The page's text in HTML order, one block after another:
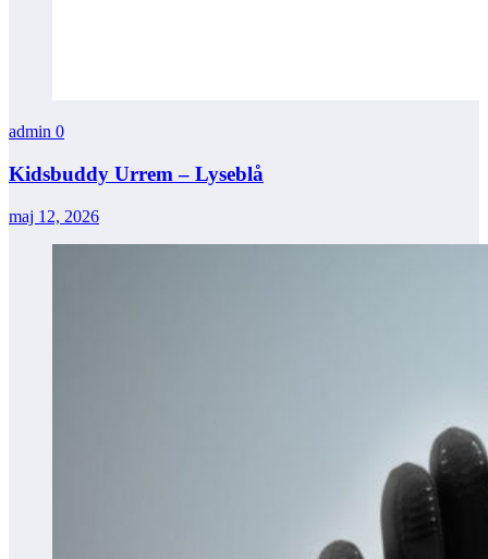
admin 0
Kidsbuddy Urrem – Lyseblå
maj 12, 2026